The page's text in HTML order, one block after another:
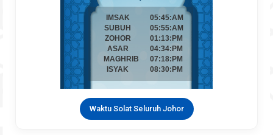
Waktu Solat Seluruh Johor